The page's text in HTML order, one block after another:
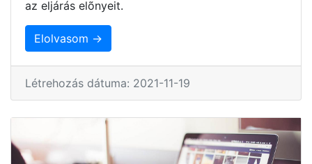
az eljárás elõnyeit.
Elolvasom →
Létrehozás dátuma: 2021-11-19